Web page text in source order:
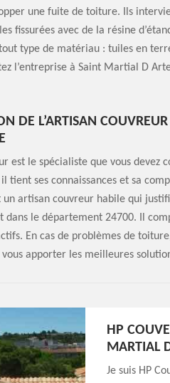
une fuite de toiture. Ils
fissurées avec de la résine
type de matériau : tuiles en
l’entreprise à Saint Martial D
DE L’ARTISAN
est le spécialiste que vous
tient ses connaissances et sa
un artisan couvreur habile qui
le département 24700. Il
En cas de problèmes de
apporter les meilleures
HP
MARTIAL
Je suis HP